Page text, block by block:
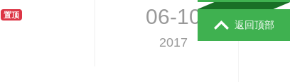
06-10
2017
置顶
返回顶部